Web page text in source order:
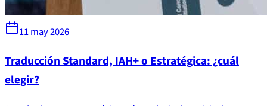
11 may 2026
Traducción Standard, IAH+ o Estratégica: ¿cuál
elegir?